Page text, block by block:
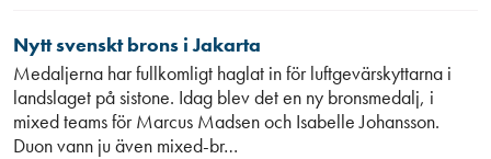
Nytt svenskt brons i Jakarta
Medaljerna har fullkomligt haglat in för luftgevärskyttarna i
landslaget på sistone. Idag blev det en ny bronsmedalj, i
mixed teams för Marcus Madsen och Isabelle Johansson.
Duon vann ju även mixed-br…